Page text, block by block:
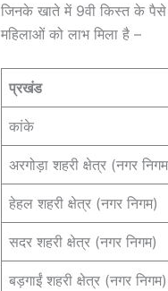
जिनके खाते में 9वी किस्त के
महिलाओं को लाभ मिला है –
प्रखंड
कांके
अरगोड़ा शहरी क्षेत्र
हेहल शहरी क्षेत्र (नगर
सदर शहरी क्षेत्र (नगर
बड़गाईं शहरी क्षेत्र (नगर